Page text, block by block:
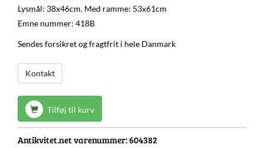
Lysmål: 38x46cm. Med ramme: 53x61cm
Emne nummer: 418B
Sendes forsikret og fragtfrit i hele Danmark
Kontakt
Tilføj til kurv
Antikvitet.net varenummer:604382